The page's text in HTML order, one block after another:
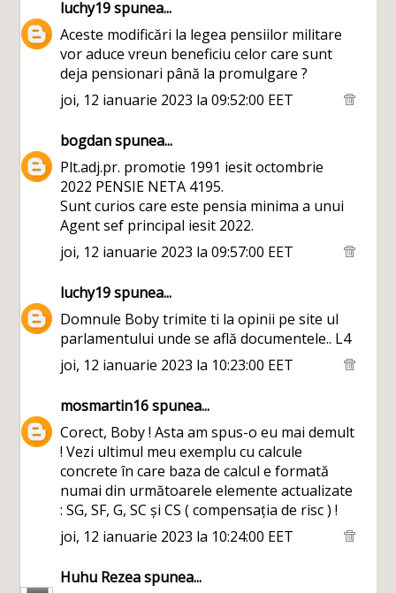
luchy19spunea...
Aceste modificări la legea pensiilor militare
vor aduce vreun beneficiu celor care sunt
deja pensionari până la promulgare ?
joi, 12 ianuarie 2023 la 09:52:00 EET
bogdanspunea...
Plt.adj.pr. promotie 1991 iesit octombrie
2022 PENSIE NETA 4195.
Sunt curios care este pensia minima a unui
Agent sef principal iesit 2022.
joi, 12 ianuarie 2023 la 09:57:00 EET
luchy19spunea...
Domnule Boby trimite ti la opinii pe site ul
parlamentului unde se află documentele.. L4
joi, 12 ianuarie 2023 la 10:23:00 EET
mosmartin16spunea...
Corect, Boby ! Asta am spus-o eu mai demult
! Vezi ultimul meu exemplu cu calcule
concrete în care baza de calcul e formată
numai din următoarele elemente actualizate
: SG, SF, G, SC și CS ( compensația de risc ) !
joi, 12 ianuarie 2023 la 10:24:00 EET
Huhu Rezeaspunea...